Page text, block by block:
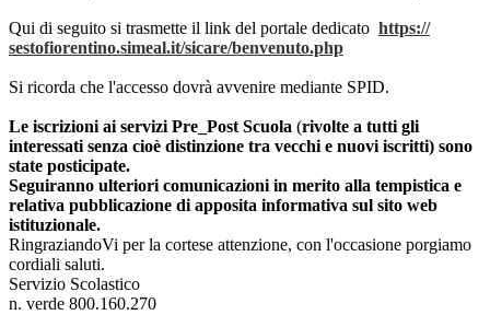
Qui di seguito si trasmette il link del portale dedicato https://
sestofiorentino.simeal.it/sicare/benvenuto.php
Si ricorda che l'accesso dovrà avvenire mediante SPID.
Le iscrizioni ai servizi Pre_Post Scuola (rivolte a tutti gli
interessati senza cioè distinzione tra vecchi e nuovi iscritti) sono
state posticipate.
Seguiranno ulteriori comunicazioni in merito alla tempistica e
relativa pubblicazione di apposita informativa sul sito web
istituzionale.
RingraziandoVi per la cortese attenzione, con l'occasione porgiamo
cordiali saluti.
Servizio Scolastico
n. verde 800.160.270